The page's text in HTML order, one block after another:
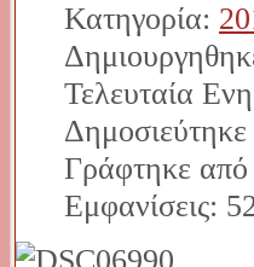
Κατηγορία:
Τελευταία
Γράφτηκε από
Εμφανίσεις: